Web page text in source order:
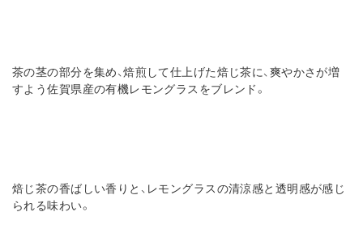
茶の茎の部分を集め、焙煎して仕上げた焙じ茶に、爽やかさが増
すよう佐賀県産の有機レモングラスをブレンド。
焙じ茶の香ばしい香りと、レモングラスの清涼感と透明感が感じ
られる味わい。